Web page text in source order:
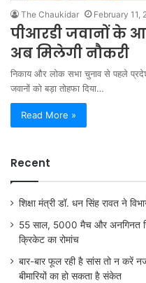
The Chaukidar February 11,
पीआरडी जवानों के
अब मिलेगी नौकरी
निकाय और लोक सभा चुनाव से पहले
जवानों को बड़ा तोहफा दिया…
Read More »
Recent
शिक्षा मंत्री डॉ. धन सिंह रावत ने
55 साल, 5000 मैच और अनगिनत
क्रिकेट का रोमांच
बार-बार फूल रही है सांस तो न
बीमारियों का हो सकता है संकेत